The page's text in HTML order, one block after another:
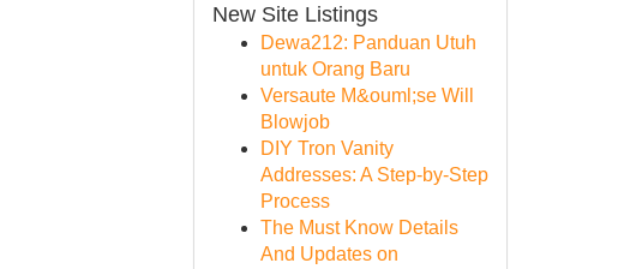
New Site Listings
Dewa212: Panduan Utuh
untuk Orang Baru
Versaute M&ouml;se Will
Blowjob
DIY Tron Vanity
Addresses: A Step-by-Step
Process
The Must Know Details
And Updates on